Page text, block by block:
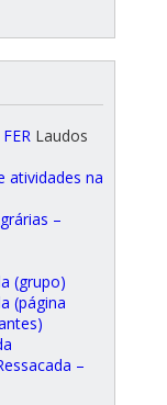
Laudos
atividades na
–
(grupo)
(página
–